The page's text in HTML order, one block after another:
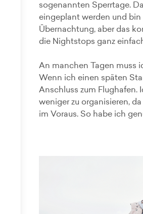
sogenannten Sperrtage.
eingeplant werden und
Übernachtung, aber das
die Nightstops ganz
An manchen Tagen muss
Wenn ich einen späten
Anschluss zum Flughafen.
weniger zu organisieren,
im Voraus. So habe ich